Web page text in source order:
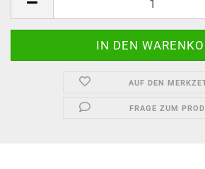
AUF DEN
FRAGE ZUM